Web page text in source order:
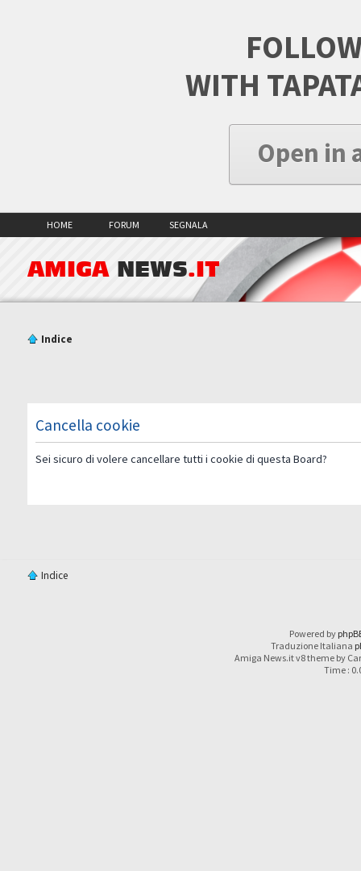
WITH
Open in
HOME FORUM SEGNALA
AMIGA NEWS.IT
Indice
Cancella cookie
Sei sicuro di volere cancellare tutti i cookie di questa Board?
Indice
Powered by
Traduzione Italiana
Amiga News.it v8 theme by
Time :